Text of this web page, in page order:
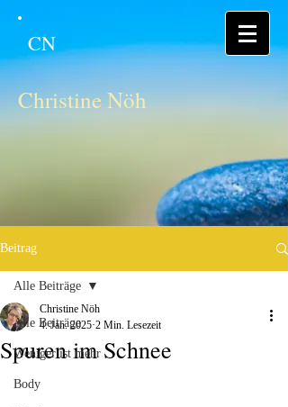
CN
Christine Nöh
Beitrag
Alle Beiträge
Weniger ist mehr
Body
Alle Beiträge
Spuren im Schnee
Christine Nöh
4. Jan. 2025 2 Min. Lesezeit